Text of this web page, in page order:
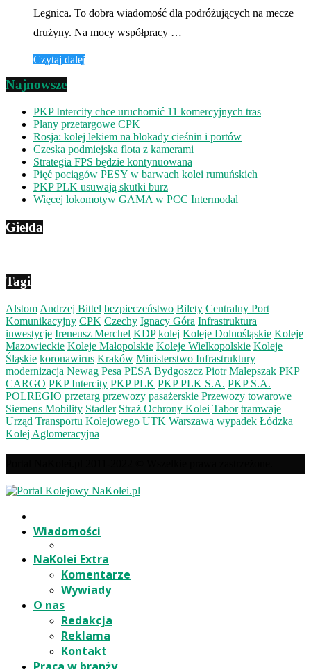
Legnica. To dobra wiadomość dla podróżujących na mecze
drużyny. Na mocy współpracy …
Czytaj dalej
Najnowsze
PKP Intercity chce uruchomić 11 komercyjnych tras
Plany przetargowe CPK
Rosja: kolej lekiem na blokady cieśnin i portów
Czeska podmiejska flota z kamerami
Strategia FPS będzie kontynuowana
Pięć pociągów PESY w barwach kolei rumuńskich
PKP PLK usuwają skutki burz
Więcej lokomotyw GAMA w PCC Intermodal
Giełda
Tagi
Alstom Andrzej Bittel bezpieczeństwo Bilety Centralny Port
Komunikacyjny CPK Czechy Ignacy Góra Infrastruktura
inwestycje Ireneusz Merchel KDP kolej Koleje Dolnośląskie Koleje
Mazowieckie Koleje Małopolskie Koleje Wielkopolskie Koleje
Śląskie koronawirus Kraków Ministerstwo Infrastruktury
modernizacja Newag Pesa PESA Bydgoszcz Piotr Malepszak PKP
CARGO PKP Intercity PKP PLK PKP PLK S.A. PKP S.A.
POLREGIO przetarg przewozy pasażerskie Przewozy towarowe
Siemens Mobility Stadler Straż Ochrony Kolei Tabor tramwaje
Urząd Transportu Kolejowego UTK Warszawa wypadek Łódzka
Kolej Aglomeracyjna
Wiadomości
NaKolei Extra
Komentarze
Wywiady
O nas
Redakcja
Reklama
Kontakt